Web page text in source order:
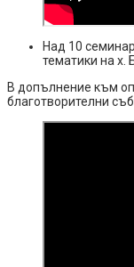
Над 10
тематики на х.
В допълнение към
благотворителни